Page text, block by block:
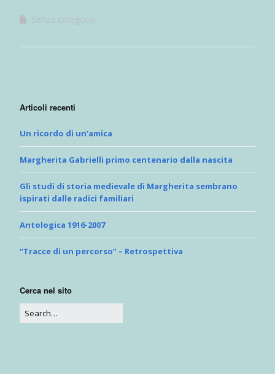
Senza categoria
Articoli recenti
Un ricordo di un’amica
Margherita Gabrielli primo centenario dalla nascita
Gli studi di storia medievale di Margherita sembrano
ispirati dalle radici familiari
Antologica 1916-2007
“Tracce di un percorso” – Retrospettiva
Cerca nel sito